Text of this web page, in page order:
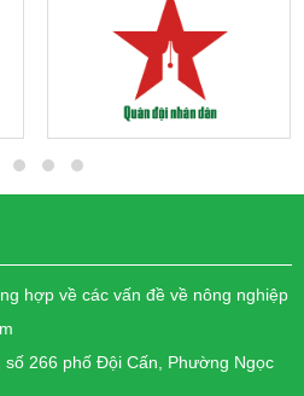
hợp về các vấn đề về nông nghiệp
266 phố Đội Cấn, Phường Ngọc